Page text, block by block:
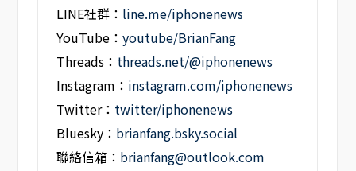
LINE社群： line.me/iphonenews
YouTube：youtube/BrianFang
Threads： threads.net/@iphonenews
Instagram： instagram.com/iphonenews
Twitter： twitter/iphonenews
Bluesky： brianfang.bsky.social
聯絡信箱： brianfang@outlook.com